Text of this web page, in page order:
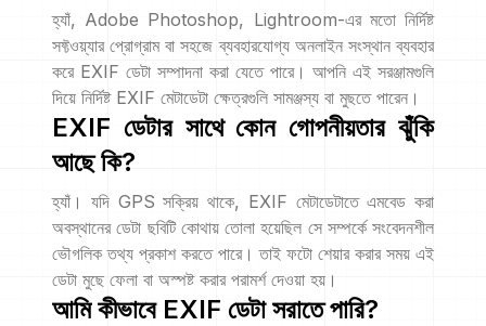
হ্যাঁ, Adobe Photoshop, Lightroom-এর মতো নির্দিষ্ট
সফ্টওয়্যার প্রোগ্রাম বা সহজে ব্যবহারযোগ্য অনলাইন সংস্থান ব্যবহার
করে EXIF ডেটা সম্পাদনা করা যেতে পারে। আপনি এই সরঞ্জামগুলি
দিয়ে নির্দিষ্ট EXIF মেটাডেটা ক্ষেত্রগুলি সামঞ্জস্য বা মুছতে পারেন।
EXIF ডেটার সাথে কোন গোপনীয়তার ঝুঁকি
আছে কি?
হ্যাঁ। যদি GPS সক্রিয় থাকে, EXIF মেটাডেটাতে এমবেড করা
অবস্থানের ডেটা ছবিটি কোথায় তোলা হয়েছিল সে সম্পর্কে সংবেদনশীল
ভৌগলিক তথ্য প্রকাশ করতে পারে। তাই ফটো শেয়ার করার সময় এই
ডেটা মুছে ফেলা বা অস্পষ্ট করার পরামর্শ দেওয়া হয়।
আমি কীভাবে EXIF ডেটা সরাতে পারি?